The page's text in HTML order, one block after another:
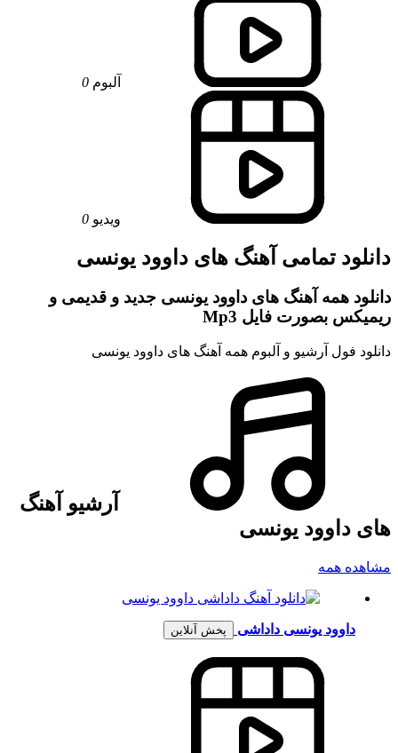
آلبوم 0
ویدیو 0
دانلود تمامی آهنگ های داوود یونسی
دانلود همه آهنگ های داوود یونسی جدید و قدیمی و
ریمیکس بصورت فایل Mp3
دانلود فول آرشیو و آلبوم همه آهنگ های داوود یونسی
آرشیو آهنگ
های داوود یونسی
مشاهده همه
داوود یونسی داداشی پخش آنلاین